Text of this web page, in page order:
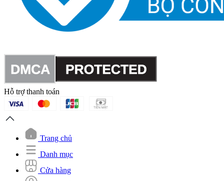
Hỗ trợ thanh toán
Trang chủ
Danh mục
Cửa hàng